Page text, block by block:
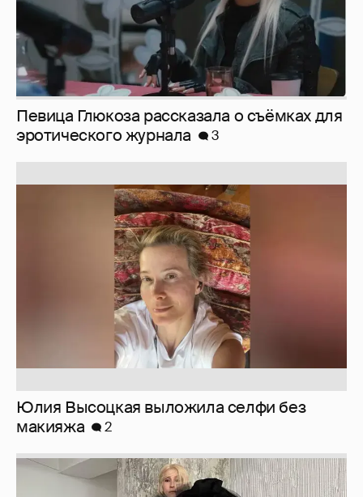
Певица Глюкоза рассказала о съёмках для
эротического журнала
3
Юлия Высоцкая выложила селфи без
макияжа
2